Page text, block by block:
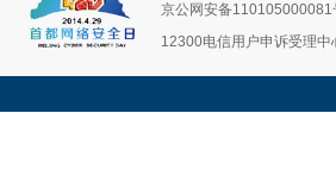
京公网安备110105000081
12300电信用户申诉受理中